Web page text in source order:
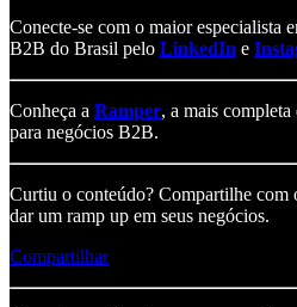
Conecte-se com o maior especialista
B2B do Brasil pelo LinkedIn e
Conheça a Ramper, a mais
para negócios B2B.
Curtiu o conteúdo? Compartilhe com
dar um ramp up em seus negócios.
Compartilhar